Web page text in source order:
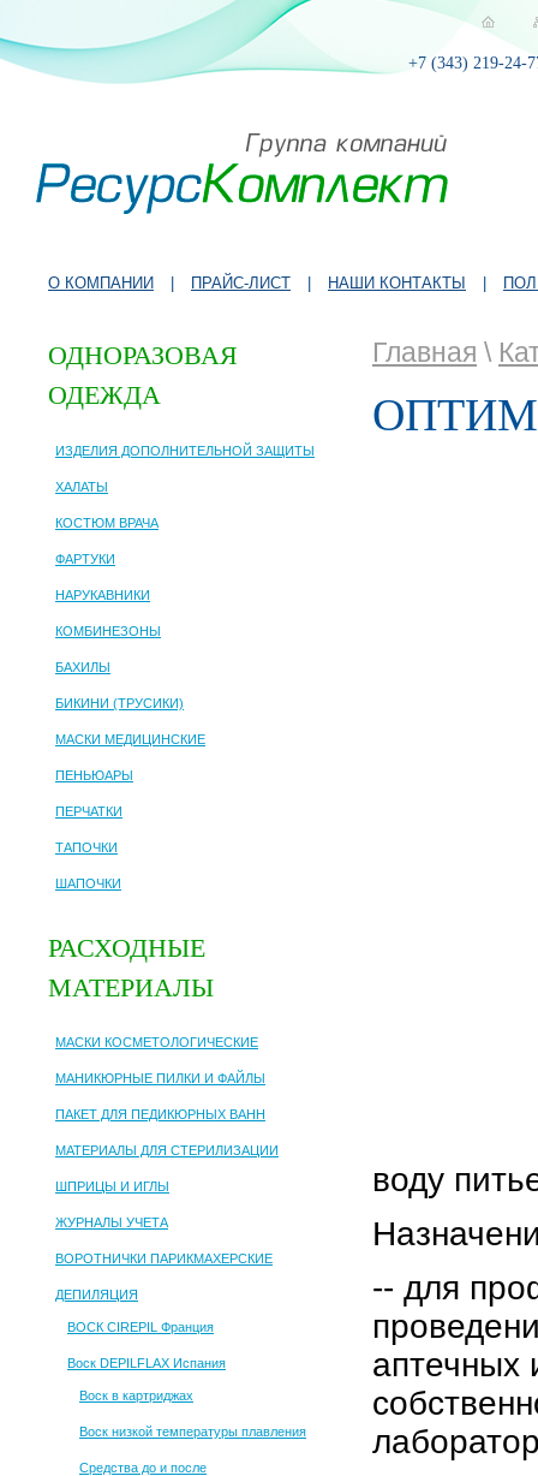
+7 (343) 219-24-
О КОМПАНИИ ПРАЙС-ЛИСТ НАШИ КОНТАКТЫ
ОДНОРАЗОВАЯ
ОДЕЖДА
ИЗДЕЛИЯ ДОПОЛНИТЕЛЬНОЙ ЗАЩИТЫ
ХАЛАТЫ
КОСТЮМ ВРАЧА
ФАРТУКИ
НАРУКАВНИКИ
КОМБИНЕЗОНЫ
БАХИЛЫ
БИКИНИ (ТРУСИКИ)
МАСКИ МЕДИЦИНСКИЕ
ПЕНЬЮАРЫ
ПЕРЧАТКИ
ТАПОЧКИ
ШАПОЧКИ
РАСХОДНЫЕ
МАТЕРИАЛЫ
МАСКИ КОСМЕТОЛОГИЧЕСКИЕ
МАНИКЮРНЫЕ ПИЛКИ И ФАЙЛЫ
ПАКЕТ ДЛЯ ПЕДИКЮРНЫХ ВАНН
МАТЕРИАЛЫ ДЛЯ СТЕРИЛИЗАЦИИ
ШПРИЦЫ И ИГЛЫ
ЖУРНАЛЫ УЧЕТА
ВОРОТНИЧКИ ПАРИКМАХЕРСКИЕ
ДЕПИЛЯЦИЯ
ВОСК CIREPIL Франция
Воск DEPILFLAX Испания
Воск в картриджах
Воск низкой температуры плавления
Средства до и после
Главная \
воду
-- для
аптечных